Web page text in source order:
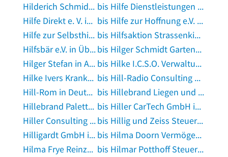
Hilderich Schmidt in Schwarzenbruck
bis Hilfe Dienstleistungen in Hage, Ostfriesland
Hilfe Direkt e. V. in Bonn
bis Hilfe zur Hoffnung e.V. Hoffnung für Obdachlose und Kinder in Sierra Leone in Steineroth
Hilfe zur Selbsthilfe - Dritte Welt e.V. in Dossenheim
bis Hilfsaktion Strassenkinder in Kinshasa-Kongo e.V. in Völklingen
Hilfsbär e.V. in Überlingen, Bodensee
bis Hilger Schmidt Gartenbau in Oschatz
Hilger Stefan in Aying
bis Hilke I.C.S.O. Verwaltungsgesellschaft mbH in Uslar
Hilke Ivers Krankengymnastik in Hamburg
bis Hill-Radio Consulting GmbH in Meddewade
Hill-Rom in Deutschland
bis Hillebrand Liegen und Sitzen Bettenfachgeschäft in Kassel, Hessen
Hillebrand Paletten Handel und Service in Veitsbronn
bis Hiller CarTech GmbH in Wurmberg, Württemberg
Hiller Consulting in Mönchengladbach
bis Hillig und Zeiss Steuerberatungsgesellschaft in Frankfurt am Main
Hilligardt GmbH in Walheim, Württemberg
bis Hilma Doorn Vermögensberatung in Neulußheim
Hilma Frye Reinzeichnerei in Niederdorfelden
bis Hilmar Potthoff Steuerberater in Pfinztal